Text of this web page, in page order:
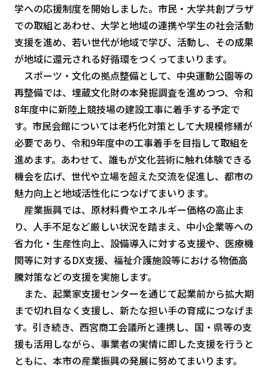
学への応援制度を開始しました。市民・大学共創プラザ
での取組とあわせ、大学と地域の連携や学生の社会活動
支援を進め、若い世代が地域で学び、活動し、その成果
が地域に還元される好循環をつくってまいります。
スポーツ・文化の拠点整備として、中央運動公園等の
再整備では、埋蔵文化財の本発掘調査を進めつつ、令和
8年度中に新陸上競技場の建設工事に着手する予定で
す。市民会館については老朽化対策として大規模修繕が
必要であり、令和9年度中の工事着手を目指して取組を
進めます。あわせて、誰もが文化芸術に触れ体験できる
機会を広げ、世代や立場を超えた交流を促進し、都市の
魅力向上と地域活性化につなげてまいります。
産業振興では、原材料費やエネルギー価格の高止ま
り、人手不足など厳しい状況を踏まえ、中小企業等への
省力化・生産性向上、設備導入に対する支援や、医療機
関等に対するDX支援、福祉介護施設等における物価高
騰対策などの支援を実施します。
また、起業家支援センターを通じて起業前から拡大期
まで切れ目なく支援し、新たな担い手の育成につなげま
す。引き続き、西宮商工会議所と連携し、国・県等の支
援も活用しながら、事業者の実情に即した支援を行うと
ともに、本市の産業振興の発展に努めてまいります。